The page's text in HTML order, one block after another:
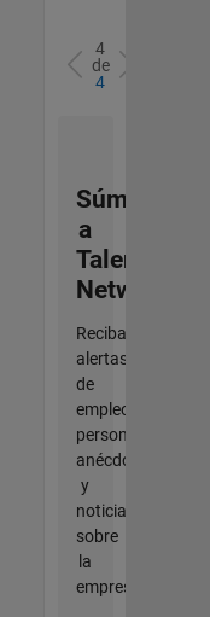
4
de
4
Súmese
a
Talent
Network
Reciba
alertas
de
empleo
personalizadas,
anécdotas
y
noticias
sobre
la
empresa.